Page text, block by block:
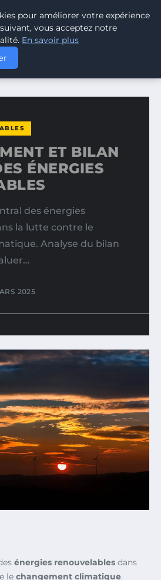
CARBONE DES ÉNERGIES…
ET BILAN
ÉNERGIES
des énergies
la lutte contre le
Analyse du bilan
2025
énergies renouvelables dans
le changement climatique.
pour améliorer votre expérience
vous acceptez notre
En savoir plus